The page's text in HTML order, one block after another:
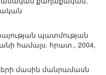
պատմության
համալս. հրատ., 2004,
մասին մանրամասն